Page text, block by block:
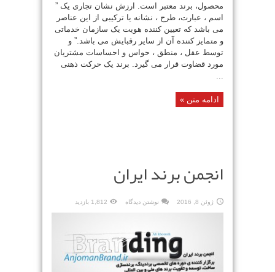
محصول، برند معتبر است. ارزش نشان تجاری یک ”
اسم ، عبارت، طرح ، نشانه یا ترکیبی از این عناصر
می باشد که تعیین کننده هویت یک سازمان خدماتی
و متمایز کننده آن از سایر رقبایش می باشد.” و
توسط عقل ، منطق ، حواس و احساسات مشتریان
مورد قضاوت قرار می گیرد. برند یک حرکت ذهنی
...
ادامه متن »
انجمن برند ایران
ژوئن 8, 2016 نوشتن دیدگاه 1,812 بازدید